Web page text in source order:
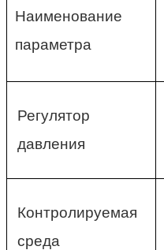
Наименование
параметра
Регулятор
давления
Контролируемая
среда